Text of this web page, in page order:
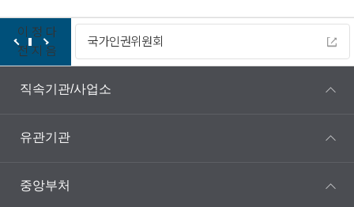
이
전
정
지
다
음
다누리
직속기관/사업소
유관기관
중앙부처